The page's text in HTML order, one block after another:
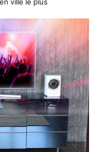
ville le plus